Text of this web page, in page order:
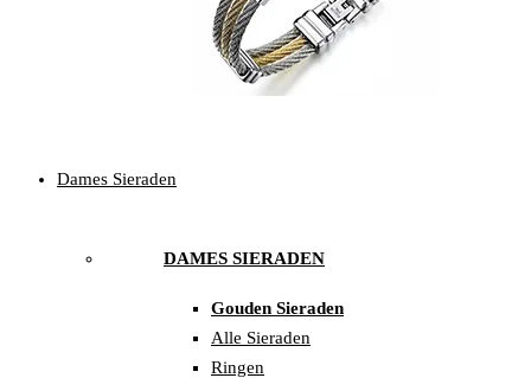
Dames Sieraden
DAMES SIERADEN
Gouden Sieraden
Alle Sieraden
Ringen